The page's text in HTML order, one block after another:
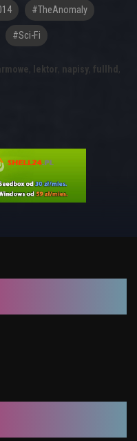
#TheAnomaly
#sci-Fi
, lektor, napisy, fullhd ,